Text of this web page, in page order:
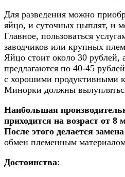
Для разведения можно
яйцо, и суточных цыплят, и
Главное, пользоваться
заводчиков или крупных
Яйцо стоит около 30 рублей,
предлагаются по 40-45
с хорошими продуктивными
Минорки должны
Наибольшая
приходится на возраст от 8
После этого делается
обмен племенным
Достоинства: